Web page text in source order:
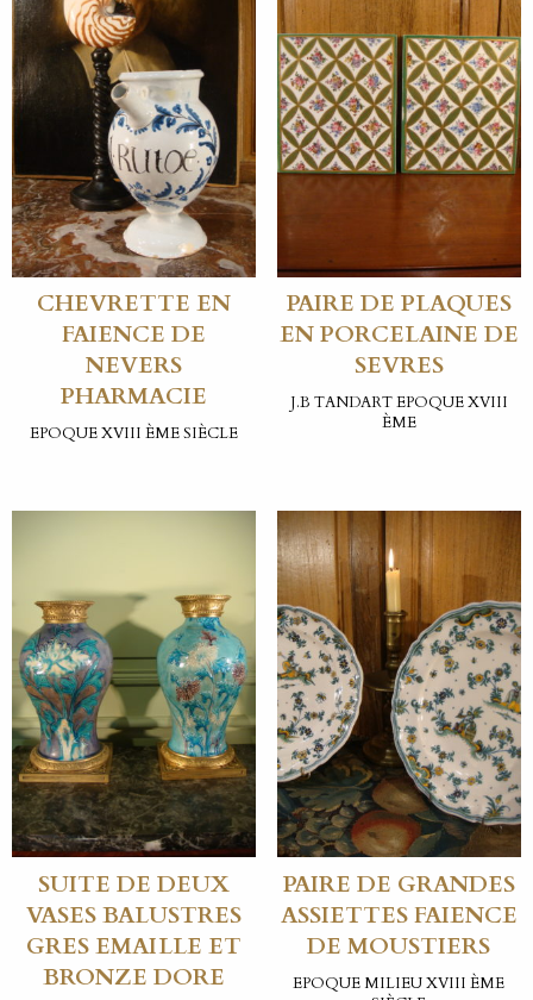
CHEVRETTE EN
FAIENCE DE
NEVERS
PHARMACIE
EPOQUE XVIII ÈME SIÈCLE
PAIRE DE PLAQUES
EN PORCELAINE DE
SEVRES
J.B TANDART EPOQUE XVIII
ÈME
SUITE DE DEUX
VASES BALUSTRES
GRES EMAILLE ET
BRONZE DORE
PAIRE DE GRANDES
ASSIETTES FAIENCE
DE MOUSTIERS
EPOQUE MILIEU XVIII ÈME